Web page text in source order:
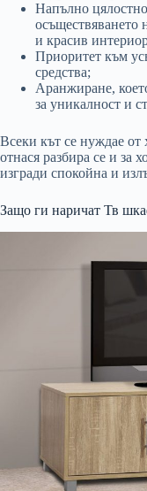
Напълно
осъществяването
и красив
Приоритет към
средства;
Аранжиране,
за уникалност и
Всеки кът се нуждае от
отнася разбира се и за
изгради спокойна и
Защо ги наричат Тв